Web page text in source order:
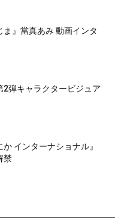
ま』當真あみ 動画インタ
2弾キャラクタービジュア
か インターナショナル』
禁